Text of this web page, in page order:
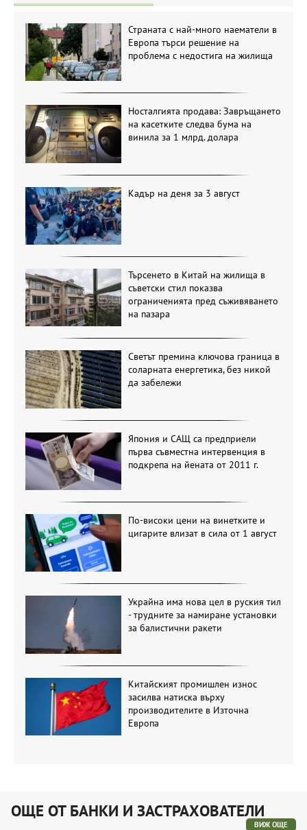
Страната с най-много наематели в
Европа търси решение на
проблема с недостига на жилища
Носталгията продава: Завръщането
на касетките следва бума на
винила за 1 млрд. долара
Кадър на деня за 3 август
Търсенето в Китай на жилища в
съветски стил показва
ограниченията пред съживяването
на пазара
Светът премина ключова граница в
соларната енергетика, без никой
да забележи
Япония и САЩ са предприели
първа съвместна интервенция в
подкрепа на йената от 2011 г.
По-високи цени на винетките и
цигарите влизат в сила от 1 август
Украйна има нова цел в руския тил
- трудните за намиране установки
за балистични ракети
Китайският промишлен износ
засилва натиска върху
производителите в Източна
Европа
ОЩЕ ОТ БАНКИ И ЗАСТРАХОВАТЕЛИ
ВИЖ ОЩЕ